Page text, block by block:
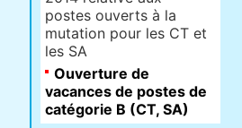
postes ouverts à la
mutation pour les CT et
les SA
Ouverture de
vacances de postes de
catégorie B (CT, SA)